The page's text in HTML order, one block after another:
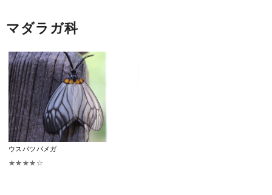
マダラガ科
ウスバツバメガ
★★★★☆